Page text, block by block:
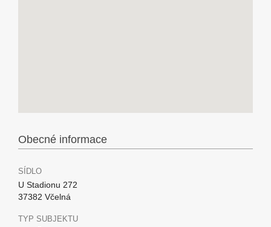
Obecné informace
SÍDLO
U Stadionu 272
37382 Včelná
TYP SUBJEKTU